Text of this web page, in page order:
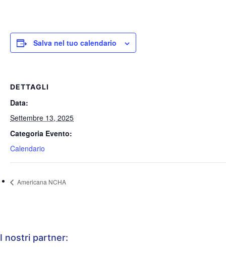
Salva nel tuo calendario
DETTAGLI
Data:
Settembre 13, 2025
Categoria Evento:
Calendario
Americana NCHA
I nostri partner: